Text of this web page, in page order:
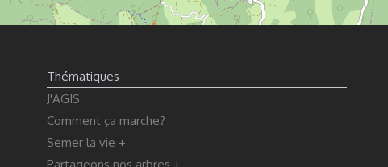
Thématiques
J'AGIS
Comment ça marche?
Semer la vie +